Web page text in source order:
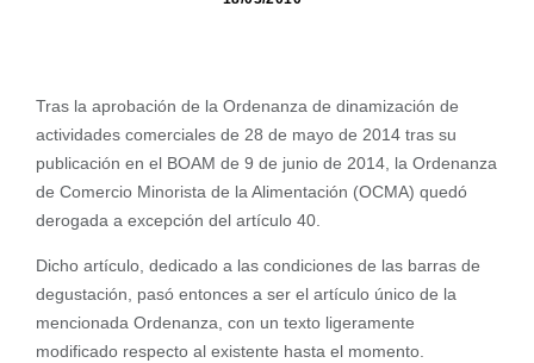
Tras la aprobación de la Ordenanza de dinamización de
actividades comerciales de 28 de mayo de 2014 tras su
publicación en el BOAM de 9 de junio de 2014, la Ordenanza
de Comercio Minorista de la Alimentación (OCMA) quedó
derogada a excepción del artículo 40.
Dicho artículo, dedicado a las condiciones de las barras de
degustación, pasó entonces a ser el artículo único de la
mencionada Ordenanza, con un texto ligeramente
modificado respecto al existente hasta el momento.